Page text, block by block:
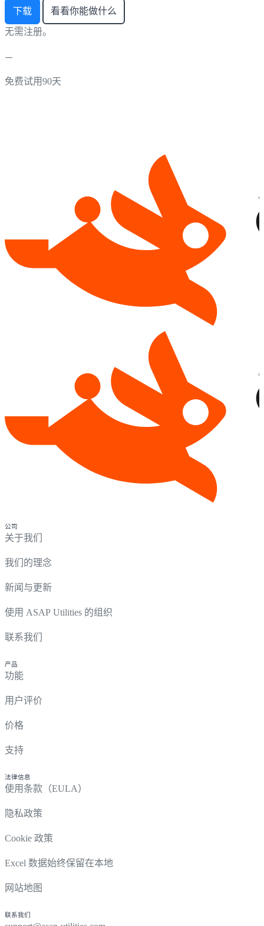
下载 看看你能做什么
无需注册。
免费试用90天
公司
关于我们
我们的理念
新闻与更新
使用 ASAP Utilities 的组织
联系我们
产品
功能
用户评价
价格
支持
法律信息
使用条款（EULA）
隐私政策
Cookie 政策
Excel 数据始终保留在本地
网站地图
联系我们